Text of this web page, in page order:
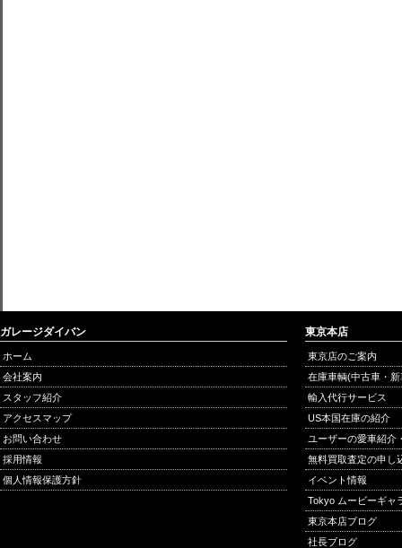
ガレージダイバン
ホーム
会社案内
スタッフ紹介
アクセスマップ
お問い合わせ
採用情報
個人情報保護方針
東京本店
東京店のご案内
在庫車輌(中古車・
輸入代行サービス
US本国在庫の紹介
ユーザーの愛車紹介
無料買取査定の申し
イベント情報
Tokyo ムービーギャ
東京本店ブログ
社長ブログ